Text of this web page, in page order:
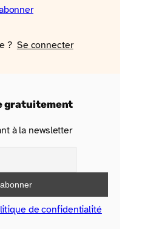
? Se connecter
gratuitement
à la newsletter
de confidentialité